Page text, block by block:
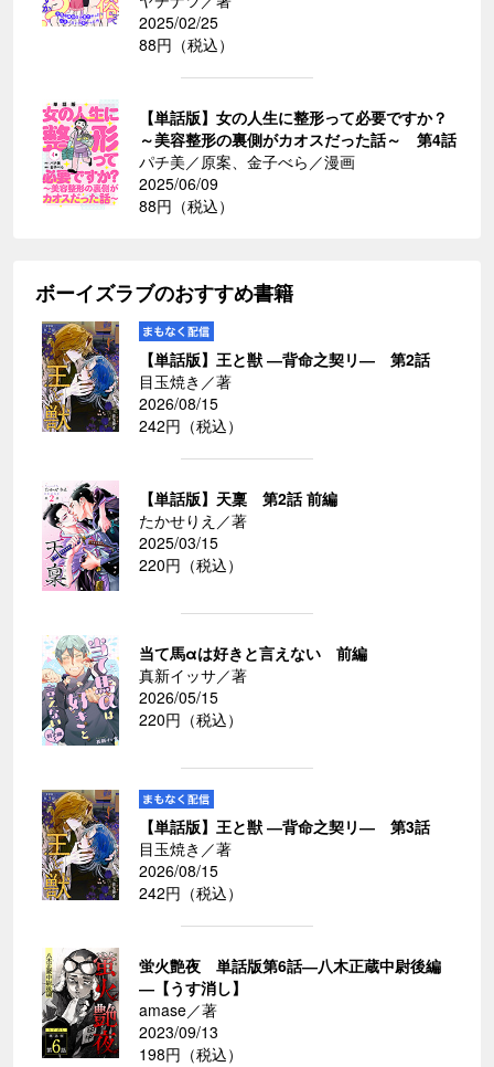
2025/02/25
88円（税込）
【単話版】女の人生に整形って必要ですか？
～美容整形の裏側がカオスだった話～ 第4話
パチ美／原案、金子べら／漫画
2025/06/09
88円（税込）
ボーイズラブのおすすめ書籍
【単話版】王と獣 ―背命之契リ― 第2話
目玉焼き／著
2026/08/15
242円（税込）
【単話版】天稟 第2話 前編
たかせりえ／著
2025/03/15
220円（税込）
当て馬αは好きと言えない 前編
真新イッサ／著
2026/05/15
220円（税込）
【単話版】王と獣 ―背命之契リ― 第3話
目玉焼き／著
2026/08/15
242円（税込）
蛍火艶夜 単話版第6話―八木正蔵中尉後編
―【うす消し】
amase／著
2023/09/13
198円（税込）